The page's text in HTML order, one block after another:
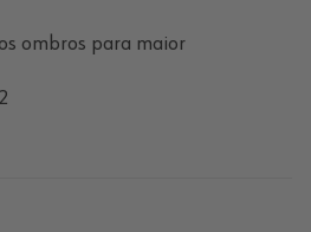
ombros para maior